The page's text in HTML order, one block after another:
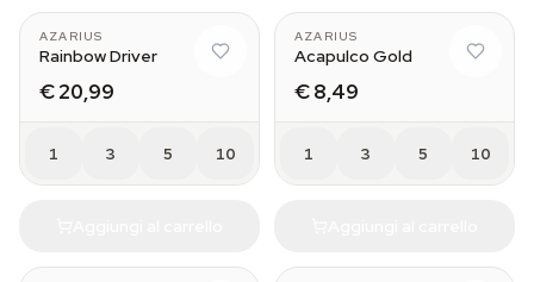
AZARIUS
Rainbow Driver
€ 20,99
1 3 5 10
AZARIUS
Acapulco Gold
€ 8,49
1 3 5 10